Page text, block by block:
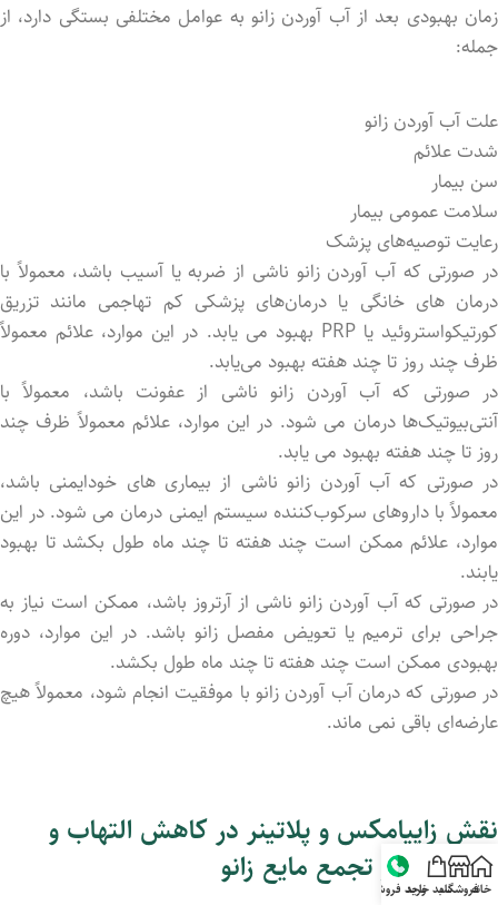
زمان بهبودی بعد از آب آوردن زانو به عوامل مختلفی بستگی دارد، از
جمله:
علت آب آوردن زانو
شدت علائم
سن بیمار
سلامت عمومی بیمار
رعایت توصیه‌های پزشک
در صورتی که آب آوردن زانو ناشی از ضربه یا آسیب باشد، معمولاً با
درمان ‌های خانگی یا درمان‌های پزشکی کم‌ تهاجمی مانند تزریق
کورتیکواستروئید یا PRP بهبود می ‌یابد. در این موارد، علائم معمولاً
ظرف چند روز تا چند هفته بهبود می‌یابد.
در صورتی که آب آوردن زانو ناشی از عفونت باشد، معمولاً با
آنتی‌بیوتیک‌ها درمان می‌ شود. در این موارد، علائم معمولاً ظرف چند
روز تا چند هفته بهبود می ‌یابد.
در صورتی که آب آوردن زانو ناشی از بیماری ‌های خودایمنی باشد،
معمولاً با داروهای سرکوب‌کننده سیستم ایمنی درمان می‌ شود. در این
موارد، علائم ممکن است چند هفته تا چند ماه طول بکشد تا بهبود
یابند.
در صورتی که آب آوردن زانو ناشی از آرتروز باشد، ممکن است نیاز به
جراحی برای ترمیم یا تعویض مفصل زانو باشد. در این موارد، دوره
بهبودی ممکن است چند هفته تا چند ماه طول بکشد.
در صورتی که درمان آب آوردن زانو با موفقیت انجام شود، معمولاً هیچ
عارضه‌ای باقی نمی‌ ماند.
نقش زاپیامکس و پلاتینر در کاهش التهاب و
پیشگیری از تجمع مایع زانو
خانهفروشگاهسبد خریدواحد فروش